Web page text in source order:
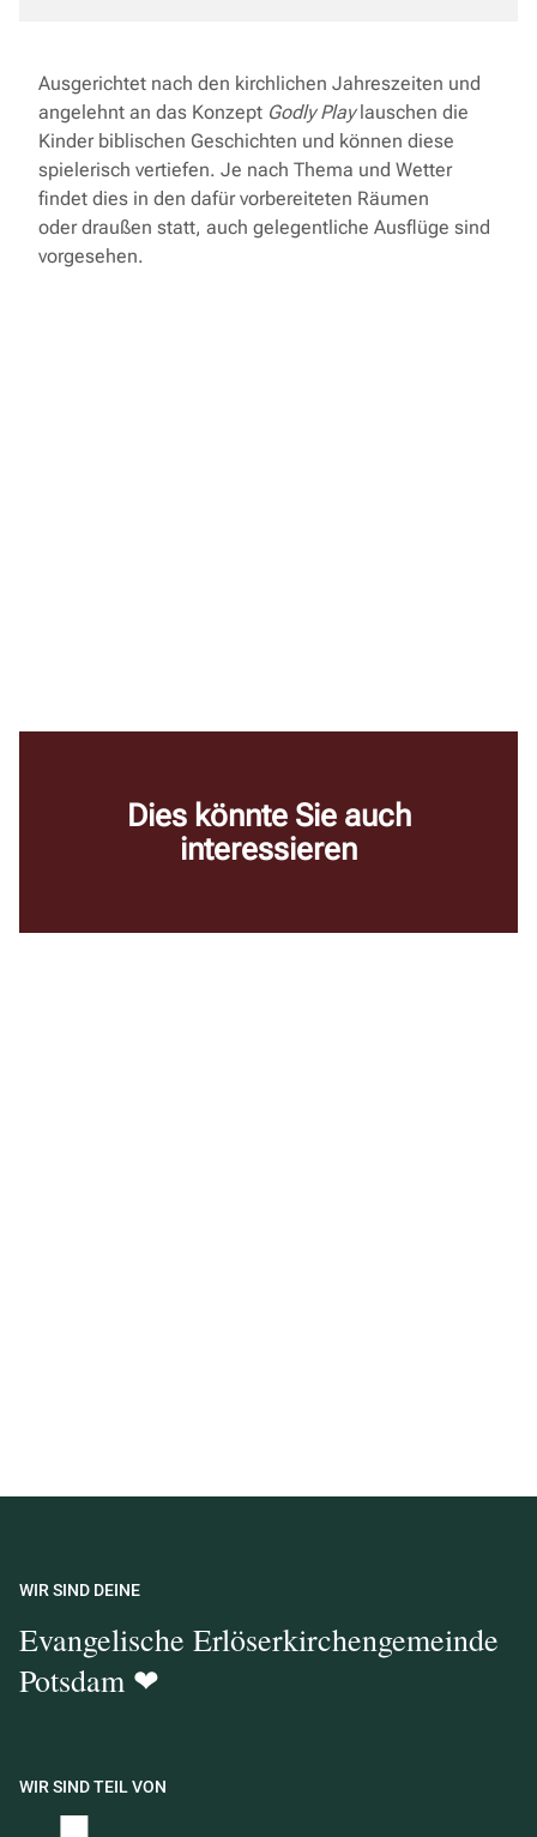
Ausgerichtet nach den kirchlichen Jahreszeiten und
angelehnt an das Konzept Godly Playlauschen die
Kinder biblischen Geschichten und können diese
spielerisch vertiefen. Je nach Thema und Wetter
findet dies in den dafür vorbereiteten Räumen
oder draußen statt, auch gelegentliche Ausflüge sind
vorgesehen.
Dies könnte Sie auch
interessieren
WIR SIND DEINE
Evangelische Erlöserkirchengemeinde
Potsdam ❤
WIR SIND TEIL VON